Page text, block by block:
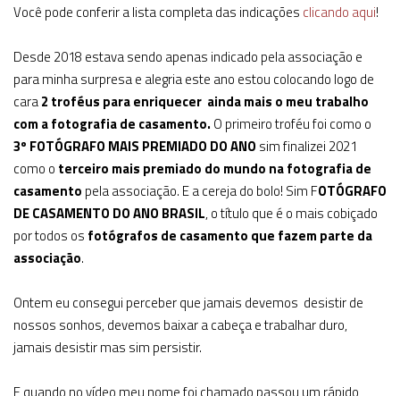
Você pode conferir a lista completa das indicações clicando aqui!
Desde 2018 estava sendo apenas indicado pela associação e
para minha surpresa e alegria este ano estou colocando logo de
cara2 troféus para enriquecer ainda mais o meu trabalho
com a fotografia de casamento. O primeiro troféu foi como o
3º FOTÓGRAFO MAIS PREMIADO DO ANO sim finalizei 2021
como o terceiro mais premiado do mundo na fotografia de
casamento pela associação. E a cereja do bolo! Sim FOTÓGRAFO
DE CASAMENTO DO ANO BRASIL, o título que é o mais cobiçado
por todos os fotógrafos de casamento que fazem parte da
associação.
Ontem eu consegui perceber que jamais devemos desistir de
nossos sonhos, devemos baixar a cabeça e trabalhar duro,
jamais desistir mas sim persistir.
E quando no vídeo meu nome foi chamado passou um rápido